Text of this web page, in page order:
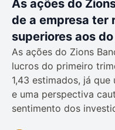
As ações do
de a empresa ter
superiores aos
As ações do Zions
lucros do primeiro
1,43 estimados, já
e uma perspectiva
sentimento dos